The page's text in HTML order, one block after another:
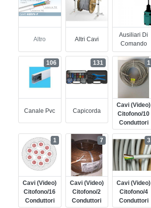
Altro Altri Cavi
Ausiliari Di
Comando
Canale Pvc
106
Capicorda
131
Cavi (video)
Citofono/10
Conduttori
1
Cavi (video)
Citofono/16
Conduttori
1
Cavi (video)
Citofono/2
Conduttori
7
Cavi (video)
Citofono/4
Conduttori
3